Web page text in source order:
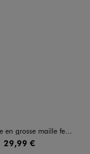
grosse maille femme
29,99 €